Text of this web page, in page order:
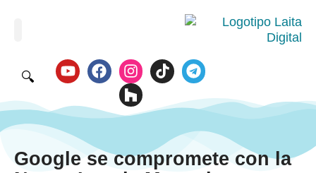
🔍
Google se compromete con la